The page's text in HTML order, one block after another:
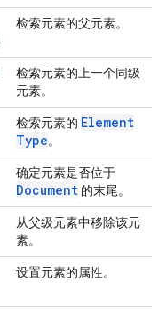
检索元素的父元素。
检索元素的上一个同级
元素。
检索元素的 Element
Type。
确定元素是否位于
Document 的末尾。
从父级元素中移除该元
素。
设置元素的属性。